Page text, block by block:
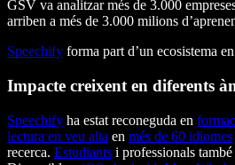
GSV va analitzar més de 3.000
arriben a més de 3.000 milions
Speechify forma part d’un ecosistema
Impacte creixent en diferents
Speechify ha estat reconeguda en
lectura en veu alta en més de 60 idiomes
recerca. Estudiants i professionals